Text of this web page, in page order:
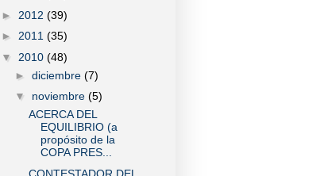
► 2012 (39)
► 2011 (35)
▼ 2010 (48)
► diciembre (7)
▼ noviembre (5)
ACERCA DEL
EQUILIBRIO (a
propósito de la
COPA PRES...
CONTESTADOR DEL